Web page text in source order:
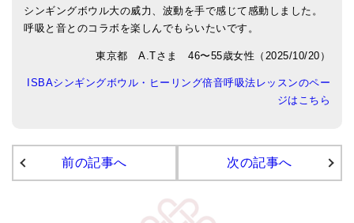
倍音呼吸法レッスン
● チベット・シンギングボウル
シンギングボウル大の威力、波動を手で感じて感動しました。
呼吸と音とのコラボを楽しんでもらいたいです。
東京都 A.Tさま 46〜55歳女性（2025/10/20）
ISBAシンギングボウル・ヒーリング倍音呼吸法レッスンのペー
ジはこちら
前の記事へ 次の記事へ